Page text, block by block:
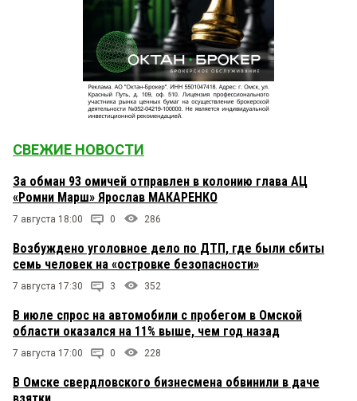
СВЕЖИЕ НОВОСТИ
За обман 93 омичей отправлен в колонию глава АЦ
«Ромни Марш» Ярослав МАКАРЕНКО
7 августа 18:00 0 286
Возбуждено уголовное дело по ДТП, где были сбиты
семь человек на «островке безопасности»
7 августа 17:30 3 352
В июле спрос на автомобили с пробегом в Омской
области оказался на 11% выше, чем год назад
7 августа 17:00 0 228
В Омске свердловского бизнесмена обвинили в даче